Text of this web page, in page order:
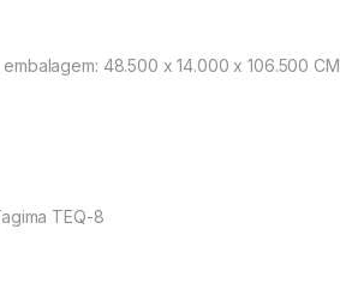
48.500 x 14.000 x 106.500 CM
TEQ-8